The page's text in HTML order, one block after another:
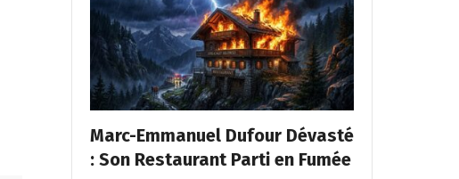
Marc-Emmanuel Dufour Dévasté
: Son Restaurant Parti en Fumée